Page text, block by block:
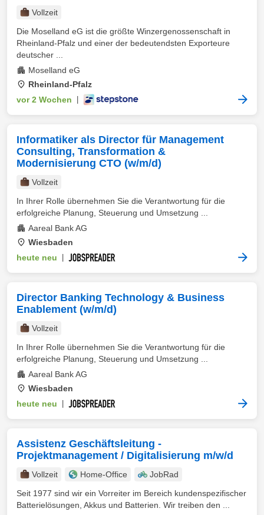
Vollzeit
Die Moselland eG ist die größte Winzergenossenschaft in
Rheinland-Pfalz und einer der bedeutendsten Exporteure
deutscher ...
Moselland eG
Rheinland-Pfalz
vor 2 Wochen
Informatiker als Director für Management
Consulting, Transformation &
Modernisierung CTO (w/m/d)
Vollzeit
In Ihrer Rolle übernehmen Sie die Verantwortung für die
erfolgreiche Planung, Steuerung und Umsetzung ...
Aareal Bank AG
Wiesbaden
heute neu
Director Banking Technology & Business
Enablement (w/m/d)
Vollzeit
In Ihrer Rolle übernehmen Sie die Verantwortung für die
erfolgreiche Planung, Steuerung und Umsetzung ...
Aareal Bank AG
Wiesbaden
heute neu
Assistenz Geschäftsleitung -
Projektmanagement / Digitalisierung m/w/d
Vollzeit Home-Office
JobRad
Seit 1977 sind wir ein Vorreiter im Bereich kundenspezifischer
Batterielösungen, Akkus und Batterien. Wir treiben den ...